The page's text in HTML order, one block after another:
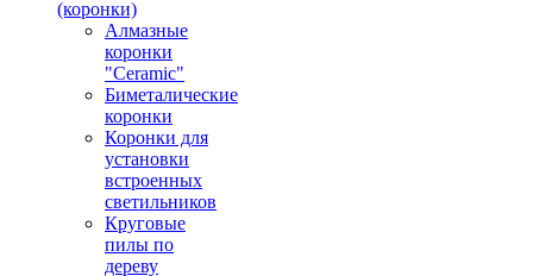
(коронки)
Алмазные
коронки
"Ceramic"
Биметалические
коронки
Коронки для
установки
встроенных
светильников
Круговые
пилы по
дереву